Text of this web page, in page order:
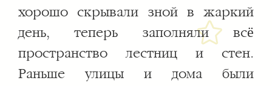
хорошо скрывали зной в жаркий
день, теперь заполняли всё
пространство лестниц и стен.
Раньше улицы и дома были